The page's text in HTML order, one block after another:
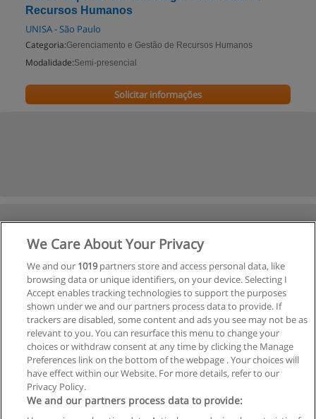
Recursos Humanos
UNISA - São Paulo
Categoria:Gerenciamento e Gestão de Recursos Humanos
Modalidade:Semi-presencial
Solicitar informações
We Care About Your Privacy
We and our 1019partners store and access personal data, like
browsing data or unique identifiers, on your device. Selecting I
Accept enables tracking technologies to support the purposes
shown under we and our partners process data to provide. If
trackers are disabled, some content and ads you see may not be as
relevant to you. You can resurface this menu to change your
choices or withdraw consent at any time by clicking the Manage
Preferences link on the bottom of the webpage . Your choices will
have effect within our Website. For more details, refer to our
Privacy Policy.
We and our partners process data to provide: